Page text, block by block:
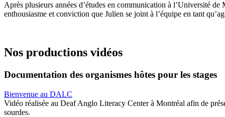
Après plusieurs années d’études en communication à l’Université
enthousiasme et conviction que Julien se joint à l’équipe en tant
Nos productions vidéos
Documentation des organismes hôtes pour les stages
Bienvenue au DALC
Vidéo réalisée au Deaf Anglo Literacy Center à Montréal afin de
sourdes.